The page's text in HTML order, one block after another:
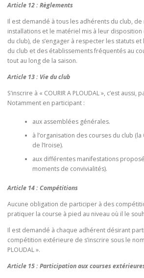
Article 12 : Règlements
Il est demandé à tous les adhérents du club,
installations et le matériel mis à leur disposition
du club), de s’engager à respecter les statuts
du club et des établissements fréquentés au
tout au long de la saison.
Article 13 : Vie du club
S’inscrire à « COURIR A PLOUDAL », c’est
Notamment en participant :
aux assemblées générales.
à l’organisation des courses du club (la
de l’Iroise).
aux différentes manifestations
moments de convivialités).
Article 14 : Compétitions
Aucune obligation de participer à des
pratiquer la course à pied au niveau où il le
Il est demandé à chaque adhérent désirant
compétition extérieure de s’inscrire sous le nom
PLOUDAL ».
Article 15: Participation aux courses